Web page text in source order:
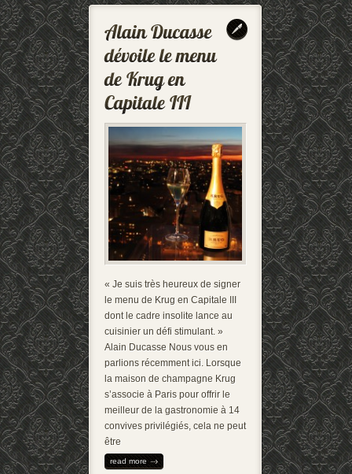
« Je suis très heureux de signer
le menu de Krug en Capitale III
dont le cadre insolite lance au
cuisinier un défi stimulant. »
Alain Ducasse Nous vous en
parlions récemment ici. Lorsque
la maison de champagne Krug
s’associe à Paris pour offrir le
meilleur de la gastronomie à 14
convives privilégiés, cela ne peut
être
read more